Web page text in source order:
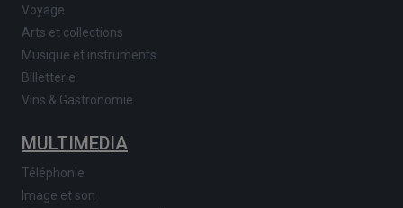
Voyage
Arts et collections
Musique et instruments
Billetterie
Vins & Gastronomie
MULTIMEDIA
Téléphonie
Image et son